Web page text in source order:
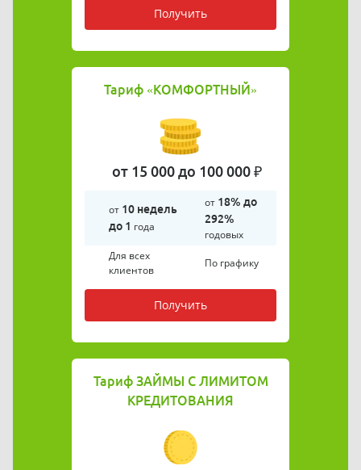
Получить
Тариф «КОМФОРТНЫЙ»
от 15 000 до 100 000 ₽
от 10 недель
до 1 года
от 18% до
292%
годовых
Для всех
клиентов
По графику
Получить
Тариф ЗАЙМЫ С ЛИМИТОМ
КРЕДИТОВАНИЯ